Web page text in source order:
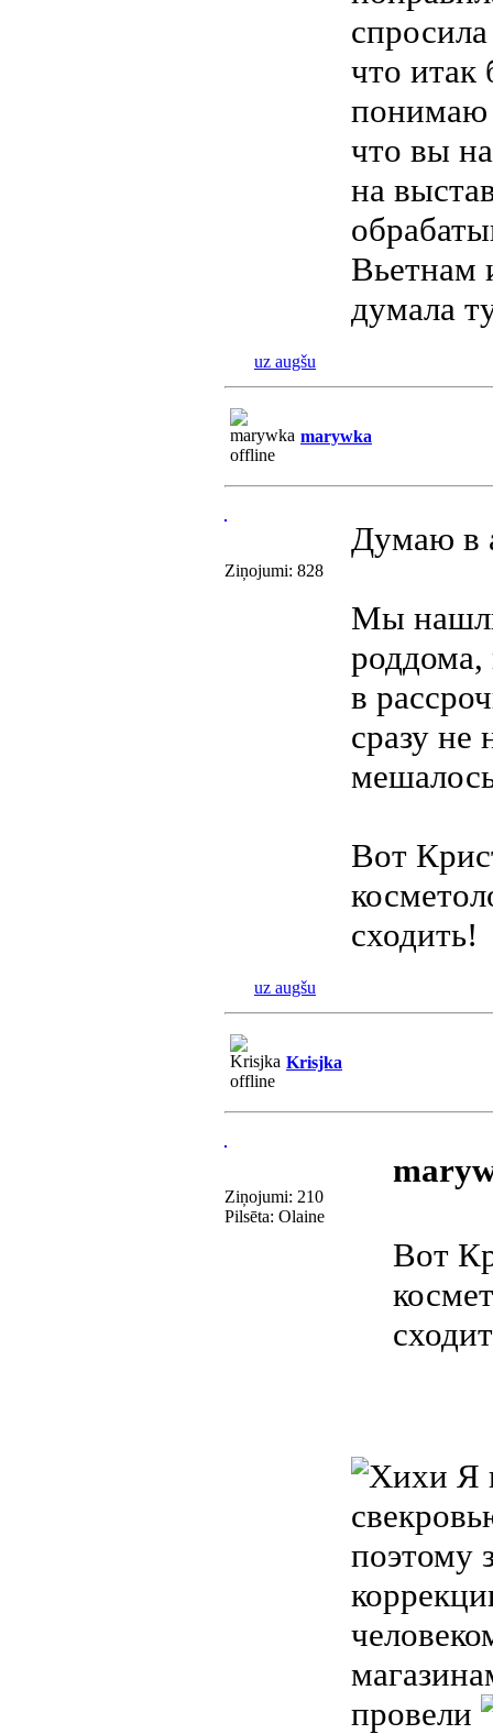
что итак
понимаю
что вы
на
Вьетнам
думала
uz augšu
marywka
Ziņojumi: 828
Думаю в
Мы
в
сразу не
Вот
сходить!
uz augšu
Krisjka
Ziņojumi: 210
Pilsēta: Olaine
Вот
Я
поэтому
провели